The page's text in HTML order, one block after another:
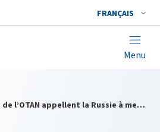
FRANÇAIS
Menu
Les dirigeants des pays de l’OTAN appellent la Russie à mettre fin à une « guerre insensée »